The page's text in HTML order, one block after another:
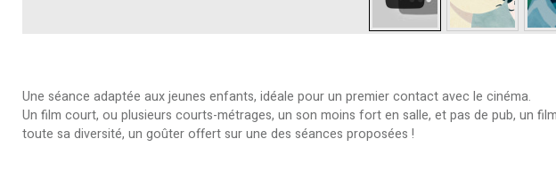
Une séance adaptée aux jeunes enfants, idéale pour un premier contact avec le cinéma.
Un film court, ou plusieurs courts-métrages, un son moins fort en salle, et pas de pub, un
toute sa diversité, un goûter offert sur une des séances proposées !